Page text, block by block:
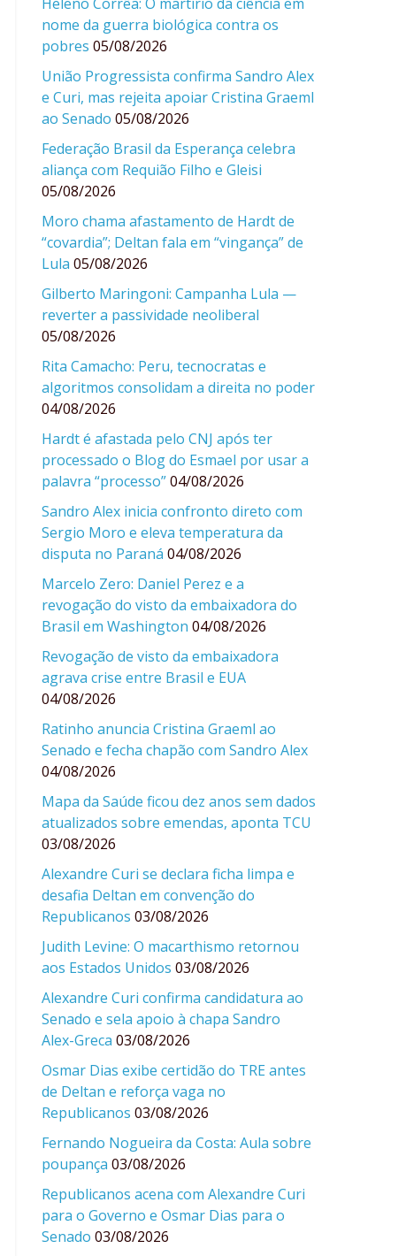
Heleno Corrêa: O martírio da ciência em
nome da guerra biológica contra os
pobres 05/08/2026
União Progressista confirma Sandro Alex
e Curi, mas rejeita apoiar Cristina Graeml
ao Senado 05/08/2026
Federação Brasil da Esperança celebra
aliança com Requião Filho e Gleisi
05/08/2026
Moro chama afastamento de Hardt de
“covardia”; Deltan fala em “vingança” de
Lula 05/08/2026
Gilberto Maringoni: Campanha Lula —
reverter a passividade neoliberal
05/08/2026
Rita Camacho: Peru, tecnocratas e
algoritmos consolidam a direita no poder
04/08/2026
Hardt é afastada pelo CNJ após ter
processado o Blog do Esmael por usar a
palavra “processo”04/08/2026
Sandro Alex inicia confronto direto com
Sergio Moro e eleva temperatura da
disputa no Paraná 04/08/2026
Marcelo Zero: Daniel Perez e a
revogação do visto da embaixadora do
Brasil em Washington 04/08/2026
Revogação de visto da embaixadora
agrava crise entre Brasil e EUA
04/08/2026
Ratinho anuncia Cristina Graeml ao
Senado e fecha chapão com Sandro Alex
04/08/2026
Mapa da Saúde ficou dez anos sem dados
atualizados sobre emendas, aponta TCU
03/08/2026
Alexandre Curi se declara ficha limpa e
desafia Deltan em convenção do
Republicanos 03/08/2026
Judith Levine: O macarthismo retornou
aos Estados Unidos 03/08/2026
Alexandre Curi confirma candidatura ao
Senado e sela apoio à chapa Sandro
Alex-Greca 03/08/2026
Osmar Dias exibe certidão do TRE antes
de Deltan e reforça vaga no
Republicanos 03/08/2026
Fernando Nogueira da Costa: Aula sobre
poupança 03/08/2026
Republicanos acena com Alexandre Curi
para o Governo e Osmar Dias para o
Senado 03/08/2026